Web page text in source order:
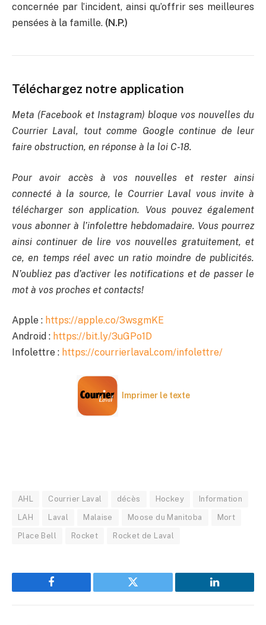
concernée par l’incident, ainsi qu’offrir ses meilleures
pensées à la famille. (N.P.)
Téléchargez notre application
Meta (Facebook et Instagram) bloque vos nouvelles du
Courrier Laval, tout comme Google continue de leur
faire obstruction, en réponse à la loi C-18.
Pour avoir accès à vos nouvelles et rester ainsi
connecté à la source, le Courrier Laval vous invite à
télécharger son application. Vous pouvez également
vous abonner à l’infolettre hebdomadaire. Vous pourrez
ainsi continuer de lire vos nouvelles gratuitement, et
ce, en temps réel avec un ratio moindre de publicités.
N’oubliez pas d’activer les notifications et de passer le
mot à vos proches et contacts!
Apple : https://apple.co/3wsgmKE
Android : https://bit.ly/3uGPo1D
Infolettre : https://courrierlaval.com/infolettre/
Imprimer le texte
AHL Courrier Laval décès Hockey Information
LAH Laval Malaise Moose du Manitoba Mort
Place Bell Rocket Rocket de Laval
Facebook Twitter LinkedIn